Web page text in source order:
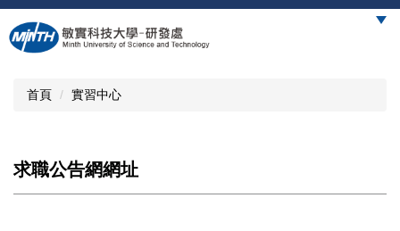
跳
到
主
首頁 實習中心
求職公告網網址